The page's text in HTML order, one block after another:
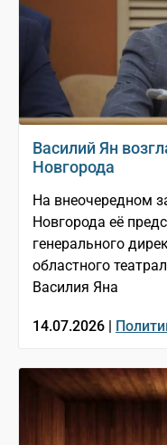
Василий Ян
Новгорода
На внеочередном
Новгорода её
генерального
областного
Василия Яна
14.07.2026 |